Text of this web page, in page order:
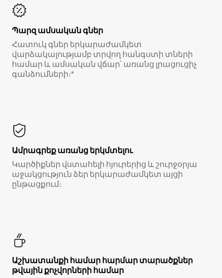
Պարզ ամսական գներ
Հատուկ գներ երկարաժամկետ
վարձակալությամբ տրվող հանգստի տների
համար և ամսական վճար՝ առանց լրացուցիչ
գանձումների։*
Ամրագրեք առանց երկմտելու
Կարծիքներ վստահելի հյուրերից և շուրջօրյա
աջակցություն ձեր երկարաժամկետ այցի
ընթացքում։
Աշխատանքի համար հարմար տարածքներ
թվային քոչվորների համար